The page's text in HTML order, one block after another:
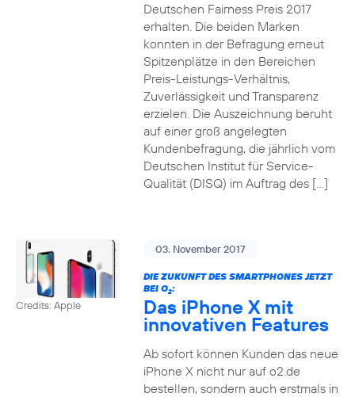
Deutschen Fairness Preis 2017
erhalten. Die beiden Marken
konnten in der Befragung erneut
Spitzenplätze in den Bereichen
Preis-Leistungs-Verhältnis,
Zuverlässigkeit und Transparenz
erzielen. Die Auszeichnung beruht
auf einer groß angelegten
Kundenbefragung, die jährlich vom
Deutschen Institut für Service-
Qualität (DISQ) im Auftrag des […]
Credits: Apple
03. November 2017
DIE ZUKUNFT DES SMARTPHONES JETZT
BEI O2:
Das iPhone X mit
innovativen Features
Ab sofort können Kunden das neue
iPhone X nicht nur auf o2.de
bestellen, sondern auch erstmals in